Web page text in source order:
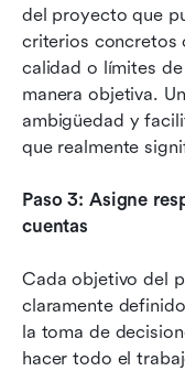
del proyecto que
criterios concretos
calidad o límites
manera objetiva.
ambigüedad y
que realmente
Paso 3: Asigne
cuentas
Cada objetivo del
claramente
la toma de
hacer todo el